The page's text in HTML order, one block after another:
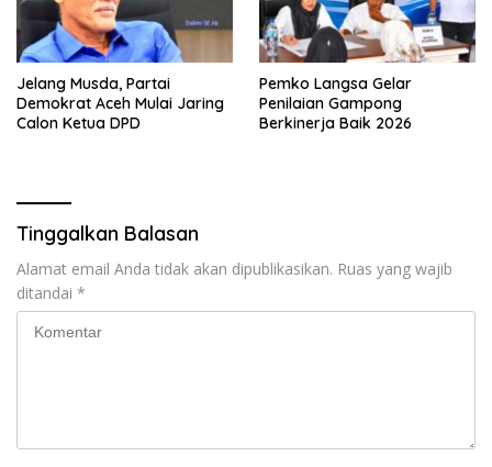
Jelang Musda, Partai
Demokrat Aceh Mulai Jaring
Calon Ketua DPD
Pemko Langsa Gelar
Penilaian Gampong
Berkinerja Baik 2026
Tinggalkan Balasan
Alamat email Anda tidak akan dipublikasikan. Ruas yang wajib
ditandai *